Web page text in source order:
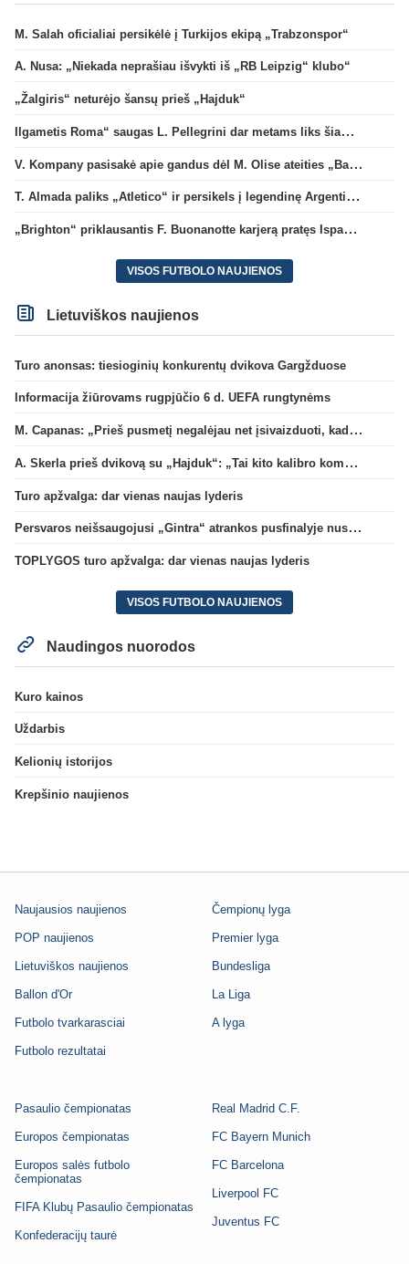
M. Salah oficialiai persikėlė į Turkijos ekipą „Trabzonspor“
A. Nusa: „Niekada neprašiau išvykti iš „RB Leipzig“ klubo“
„Žalgiris“ neturėjo šansų prieš „Hajduk“
Ilgametis Roma“ saugas L. Pellegrini dar metams liks šiame klube
V. Kompany pasisakė apie gandus dėl M. Olise ateities „Bayern“ gretose
T. Almada paliks „Atletico“ ir persikels į legendinę Argentinos ekipą
„Brighton“ priklausantis F. Buonanotte karjerą pratęs Ispanijoje
VISOS FUTBOLO NAUJIENOS
Lietuviškos naujienos
Turo anonsas: tiesioginių konkurentų dvikova Gargžduose
Informacija žiūrovams rugpjūčio 6 d. UEFA rungtynėms
M. Capanas: „Prieš pusmetį negalėjau net įsivaizduoti, kad žaisime prieš „Hajduk“
A. Skerla prieš dvikovą su „Hajduk“: „Tai kito kalibro komanda“
Turo apžvalga: dar vienas naujas lyderis
Persvaros neišsaugojusi „Gintra“ atrankos pusfinalyje nusileido Škotijos čempionėms
TOPLYGOS turo apžvalga: dar vienas naujas lyderis
VISOS FUTBOLO NAUJIENOS
Naudingos nuorodos
Kuro kainos
Uždarbis
Kelionių istorijos
Krepšinio naujienos
Naujausios naujienos
POP naujienos
Lietuviškos naujienos
Ballon d'Or
Futbolo tvarkarasciai
Futbolo rezultatai
Čempionų lyga
Premier lyga
Bundesliga
La Liga
A lyga
Pasaulio čempionatas
Europos čempionatas
Europos salės futbolo
čempionatas
FIFA Klubų Pasaulio čempionatas
Konfederacijų taurė
Real Madrid C.F.
FC Bayern Munich
FC Barcelona
Liverpool FC
Juventus FC